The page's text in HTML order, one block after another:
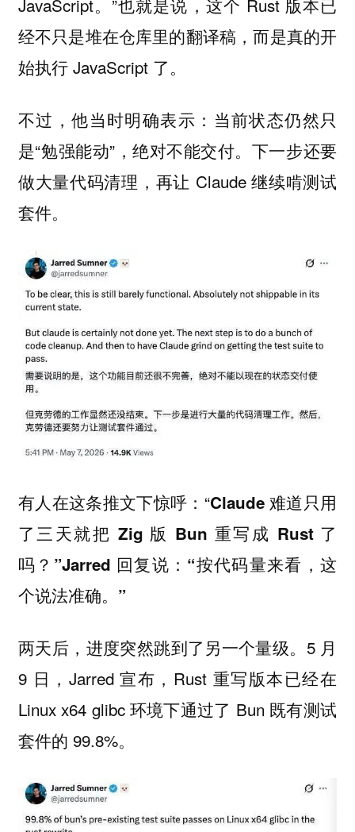
经不只是堆在仓库里的翻译稿，而是真的开
始执行 JavaScript 了。
不过，他当时明确表示：当前状态仍然只
是“勉强能动”，绝对不能交付。下一步还要
做大量代码清理，再让 Claude 继续啃测试
套件。
有人在这条推文下惊呼：“Claude 难道只用
了三天就把 Zig 版 Bun 重写成 Rust 了
吗？”Jarred 回复说：“按代码量来看，这
个说法准确。”
两天后，进度突然跳到了另一个量级。5 月
9 日，Jarred 宣布，Rust 重写版本已经在
Linux x64 glibc 环境下通过了 Bun 既有测试
套件的 99.8%。